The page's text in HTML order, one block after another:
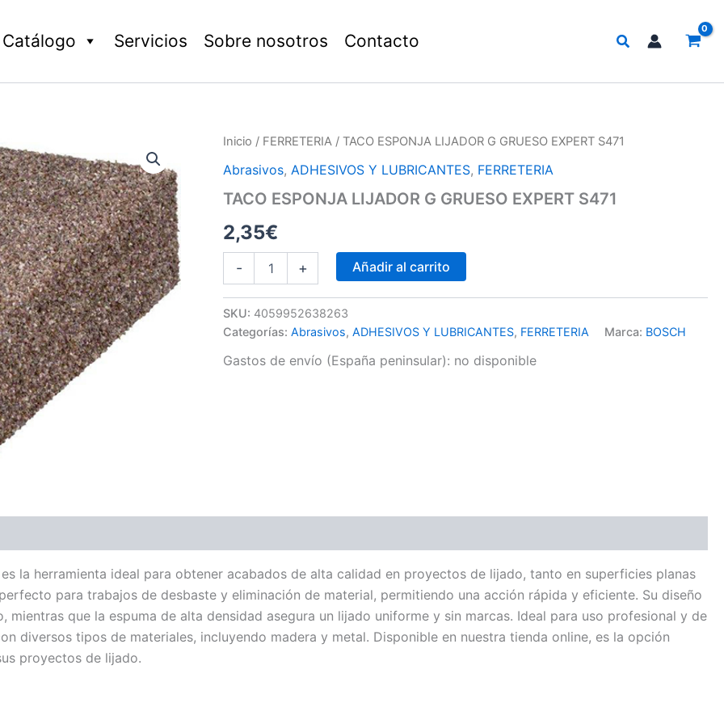
Catálogo Servicios Sobre nosotros Contacto Buscar
Inicio / FERRETERIA / TACO ESPONJA LIJADOR G GRUESO EXPERT S471
Abrasivos, ADHESIVOS Y LUBRICANTES, FERRETERIA
TACO ESPONJA LIJADOR G GRUESO EXPERT S471
2,35€
-
TACO
LIJADOR
GRUESO
S471
cantidad
+ Añadir al carrito
SKU: 4059952638263
Categorías:Abrasivos,ADHESIVOS Y LUBRICANTES, FERRETERIA Marca: BOSCH
Gastos de envío (España peninsular): no disponible
la herramienta ideal para obtener acabados de alta calidad en proyectos de lijado, tanto en superficies planas
para trabajos de desbaste y eliminación de material, permitiendo una acción rápida y eficiente. Su diseño
que la espuma de alta densidad asegura un lijado uniforme y sin marcas. Ideal para uso profesional y de
diversos tipos de materiales, incluyendo madera y metal. Disponible en nuestra tienda online, es la opción
proyectos de lijado.